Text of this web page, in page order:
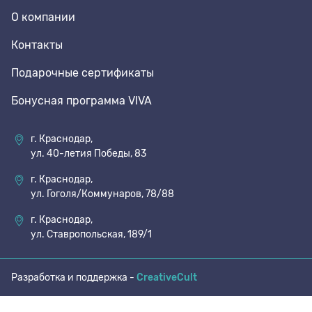
О компании
Контакты
Подарочные сертификаты
Бонусная программа VIVA
г. Краснодар,
ул. 40-летия Победы, 83
г. Краснодар,
ул. Гоголя/Коммунаров, 78/88
г. Краснодар,
ул. Ставропольская, 189/1
Разработка и поддержка - CreativeCult
8 den
Полустельки
Растяжитель и Очиститель
Рожки